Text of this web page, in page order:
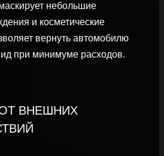
небольшие
и косметические
вернуть автомобилю
при минимуме расходов.
ВНЕШНИХ